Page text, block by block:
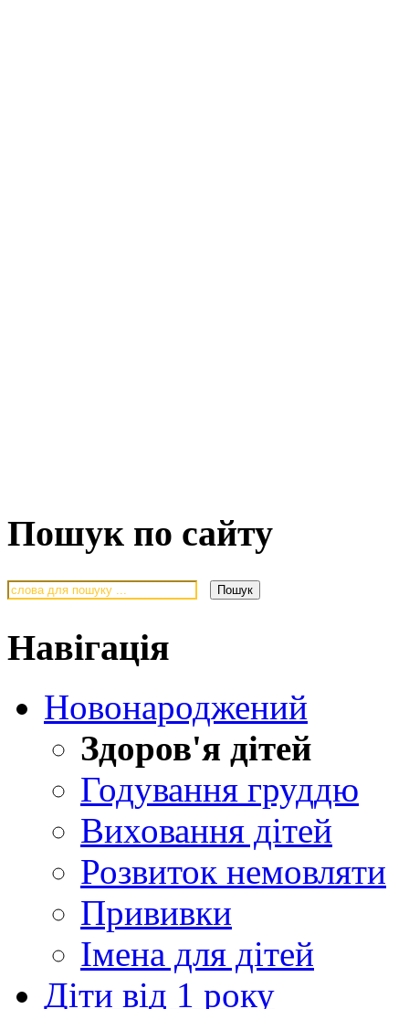
Пошук по сайту
Навігація
Новонароджений
Здоров'я дітей
Годування груддю
Виховання дітей
Розвиток немовляти
Прививки
Імена для дітей
Діти від 1 року